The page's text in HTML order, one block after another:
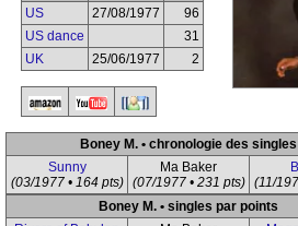
US
27/08/1977
96
US dance
31
UK
25/06/1977 2
Boney M. • chronologie des singles
Sunny
(03/1977 • 164 pts)
Ma Baker
(07/1977 • 231 pts)
(11/
Boney M. • singles par points